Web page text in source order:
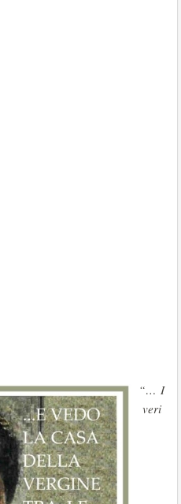
“… I
veri